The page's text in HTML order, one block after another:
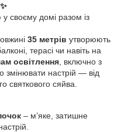
своєму домі разом із
35 метрів утворюють
терасі чи навіть на
освітлення , включно з
змінювати настрій — від
святкового сяйва.
– м’яке, затишне